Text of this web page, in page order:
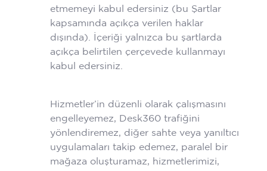
etmemeyi kabul edersiniz (bu Şartlar
kapsamında açıkça verilen haklar
dışında). İçeriği yalnızca bu şartlarda
açıkça belirtilen çerçevede kullanmayı
kabul edersiniz.
Hizmetler’in düzenli olarak çalışmasını
engelleyemez, Desk360 trafiğini
yönlendiremez, diğer sahte veya yanıltıcı
uygulamaları takip edemez, paralel bir
mağaza oluşturamaz, hizmetlerimizi,